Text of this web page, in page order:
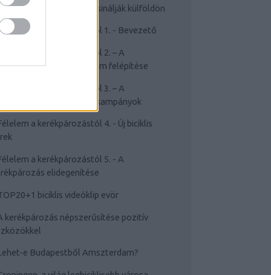
Cyclechic.hu on tour: Így csinálják külföldön
a kerékpározástól 1. - Bevezető
Félelem a kerékpározástól 2. – A
való félelem felépítése
Félelem a kerékpározástól 3. – A
népszerűsítő kampányok
a kerékpározástól 4. - Új biciklis
a kerékpározástól 5. - A
elidegenítése
biciklis videóklip evör
kerékpározás népszerűsítése pozitív
e Budapestből Amszterdam?